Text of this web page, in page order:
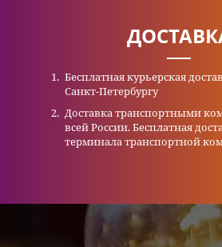
Бесплатная курьерская
Санкт-Петербургу
Доставка транспортными
всей России. Бесплатная
терминала транспортной